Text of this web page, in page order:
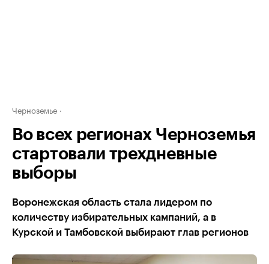
Черноземье
Во всех регионах Черноземья
стартовали трехдневные
выборы
Воронежская область стала лидером по
количеству избирательных кампаний, а в
Курской и Тамбовской выбирают глав регионов